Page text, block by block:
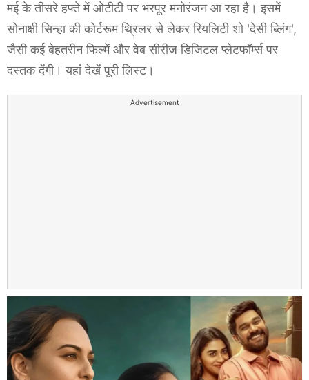
मई के तीसरे हफ्ते में ओटीटी पर भरपूर मनोरंजन आ रहा है। इसमें
सोनाक्षी सिन्हा की कोर्टरूम थ्रिलर से लेकर रियलिटी शो 'देसी ब्लिंग',
जैसी कई बेहतरीन फिल्में और वेब सीरीज डिजिटल प्लेटफॉर्म्स पर
दस्तक देंगी। यहां देखें पूरी लिस्ट।
Advertisement